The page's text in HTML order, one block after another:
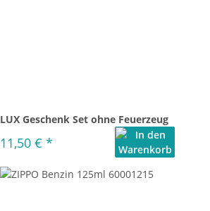
LUX Geschenk Set ohne Feuerzeug
11,50 € *